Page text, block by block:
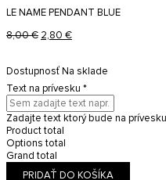
LE NAME PENDANT BLUE
8,00€ Pôvodná
8,00 €.
2,80 €Aktuálna
2,80 €.
DostupnosťNa sklade
Text na prívesku *
Zadajte text ktorý bude na
Product total
Options total
Grand total
PRIDAŤ DO KOŠÍKA